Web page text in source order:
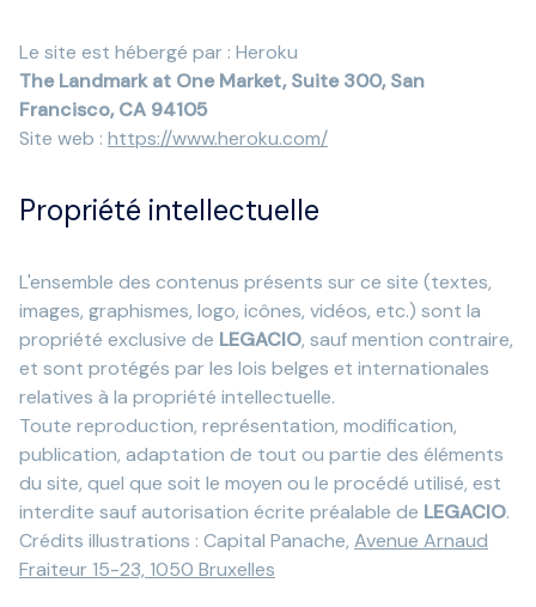
Le site est hébergé par : Heroku
The Landmark at One Market, Suite 300, San
Francisco, CA 94105
Site web : https://www.heroku.com/
Propriété intellectuelle
L'ensemble des contenus présents sur ce site (textes,
images, graphismes, logo, icônes, vidéos, etc.) sont la
propriété exclusive de LEGACIO, sauf mention contraire,
et sont protégés par les lois belges et internationales
relatives à la propriété intellectuelle.
Toute reproduction, représentation, modification,
publication, adaptation de tout ou partie des éléments
du site, quel que soit le moyen ou le procédé utilisé, est
interdite sauf autorisation écrite préalable de LEGACIO.
Crédits illustrations : Capital Panache, Avenue Arnaud
Fraiteur 15-23, 1050 Bruxelles